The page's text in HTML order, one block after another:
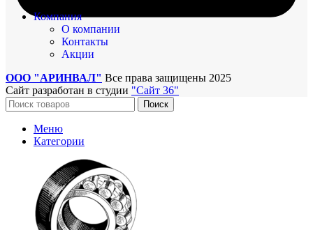
Компания
О компании
Контакты
Акции
ООО "АРИНВАЛ" Все права защищены 2025
Сайт разработан в студии "Сайт 36"
Поиск
Меню
Категории